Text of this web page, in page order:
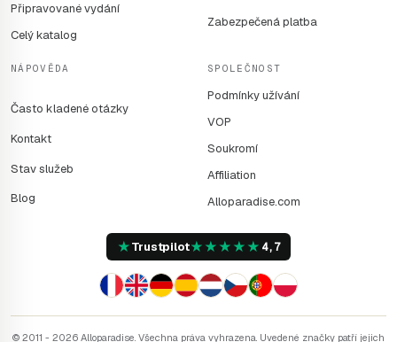
Připravované vydání
Celý katalog
Zabezpečená platba
NÁPOVĚDA
Často kladené otázky
Kontakt
Stav služeb
Blog
SPOLEČNOST
Podmínky užívání
VOP
Soukromí
Affiliation
Alloparadise.com
★Trustpilot★★★★★ 4,7
© 2011 - 2026 Alloparadise. Všechna práva vyhrazena. Uvedené značky patří jejich